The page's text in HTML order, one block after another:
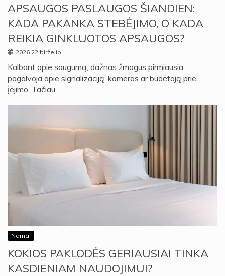
APSAUGOS PASLAUGOS ŠIANDIEN:
KADA PAKANKA STEBĖJIMO, O KADA
REIKIA GINKLUOTOS APSAUGOS?
2026 22 birželio
Kalbant apie saugumą, dažnas žmogus pirmiausia
pagalvoja apie signalizaciją, kameras ar budėtoją prie
įėjimo. Tačiau…
Namai
KOKIOS PAKLODĖS GERIAUSIAI TINKA
KASDIENIAM NAUDOJIMUI?